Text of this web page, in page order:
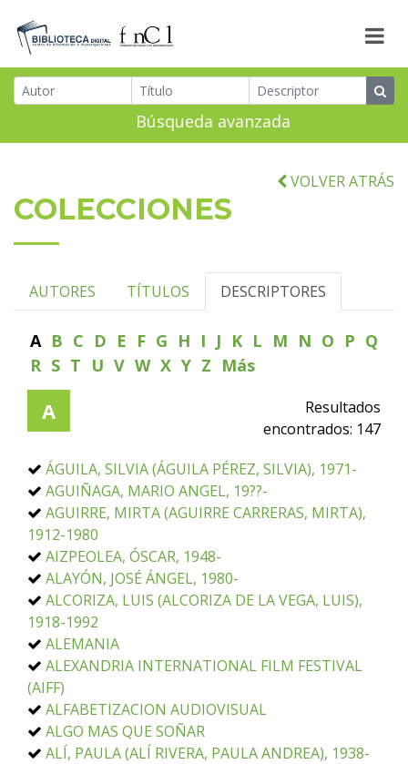
Búsqueda avanzada
VOLVER ATRÁS
COLECCIONES
AUTORES TÍTULOS DESCRIPTORES
A B C D E F G H I J K L M N O P Q
R S T U V W X Y Z Más
A
Resultados
encontrados: 147
ÁGUILA, SILVIA (ÁGUILA PÉREZ, SILVIA), 1971-
AGUIÑAGA, MARIO ANGEL, 19??-
AGUIRRE, MIRTA (AGUIRRE CARRERAS, MIRTA),
1912-1980
AIZPEOLEA, ÓSCAR, 1948-
ALAYÓN, JOSÉ ÁNGEL, 1980-
ALCORIZA, LUIS (ALCORIZA DE LA VEGA, LUIS),
1918-1992
ALEMANIA
ALEXANDRIA INTERNATIONAL FILM FESTIVAL
(AIFF)
ALFABETIZACION AUDIOVISUAL
ALGO MAS QUE SOÑAR
ALÍ, PAULA (ALÍ RIVERA, PAULA ANDREA), 1938-